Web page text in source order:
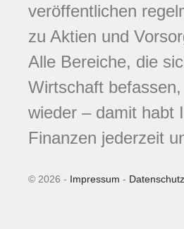
veröffentlichen
zu Aktien und
Alle Bereiche, die
Wirtschaft
wieder – damit habt
Finanzen jederzeit
© 2026 - Impressum -